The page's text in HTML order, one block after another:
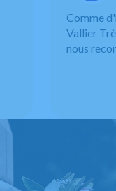
Comme
Vallier
nous